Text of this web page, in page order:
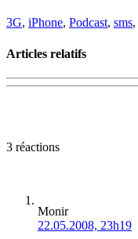
3G, iPhone, Podcast, sms,
Articles relatifs
3 réactions
Monir
22.05.2008, 23h19